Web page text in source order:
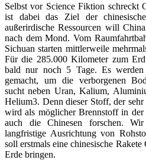
Selbst vor Science Fiktion schreckt
ist dabei das Ziel der
außerirdische Ressourcen will
nach dem Mond. Vom
Sichuan starten mittlerweile
Für die 285.000 Kilometer zum
bald nur noch 5 Tage. Es
gemacht, um die verborgenen
sucht neben Uran, Kalium,
Helium3. Denn dieser Stoff, der
wird als möglicher Brennstoff in der
auch die Chinesen forschen.
langfristige Ausrichtung von
soll erstmals eine chinesische
Erde bringen.